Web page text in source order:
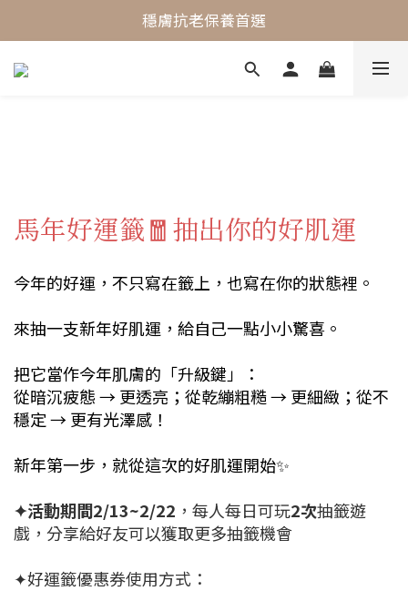
最懂敏弱肌的抗老專家
穩膚抗老保養首選
最懂敏弱肌的抗老專家
馬年好運籤🧧抽出你的好肌運
今年的好運，不只寫在籤上，也寫在你的狀態裡。
來抽一支新年好肌運，給自己一點小小驚喜。
把它當作今年肌膚的「升級鍵」：
從暗沉疲態 → 更透亮；從乾繃粗糙 → 更細緻；從不
穩定 → 更有光澤感！
新年第一步，就從這次的好肌運開始✨
✦活動期間2/13~2/22 ，每人每日可玩2次抽籤遊
戲，分享給好友可以獲取更多抽籤機會
✦好運籤優惠券使用方式：